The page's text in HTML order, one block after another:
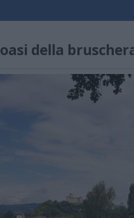
oasi della